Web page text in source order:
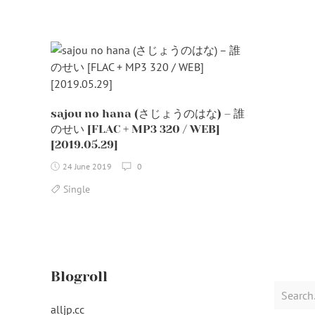
sajou no hana (さじょうのはな) – 誰
のせい [FLAC + MP3 320 / WEB]
[2019.05.29]
24 June 2019 0
Single
Blogroll
alljp.cc
Search